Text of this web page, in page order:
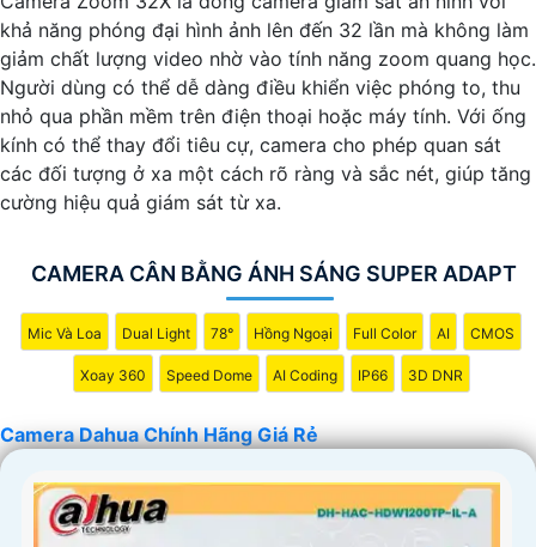
độ phân giải cao, tính năng thông minh và độ tin cậy.💖
Nếu bạn muốn tìm camera Dahua giá rẻ, bạn có thể tham
khảo trên các website thương mại điện tử hoặc tại các
cửa hàng điện tử.
Hy vọng rằng những thông tin trên sẽ giúp bạn chọn lựa
được Camera Dahua chính hãng, giá rẻ và chất lượng. Nếu
bạn có thêm câu hỏi hoặc cần tư vấn thêm, đừng ngần
ngại để lại Cung cấp cho công trình biết.
khả năng phóng đại hình ảnh lên đến 32 lần mà không làm
giảm chất lượng video nhờ vào tính năng zoom quang học.
Người dùng có thể dễ dàng điều khiển việc phóng to, thu
nhỏ qua phần mềm trên điện thoại hoặc máy tính. Với ống
kính có thể thay đổi tiêu cự, camera cho phép quan sát
các đối tượng ở xa một cách rõ ràng và sắc nét, giúp tăng
cường hiệu quả giám sát từ xa.
CAMERA CÂN BẰNG ÁNH SÁNG SUPER ADAPT
Mic Và Loa Dual Light 78° Hồng Ngoại Full Color AI CMOS
Xoay 360 Speed Dome AI Coding IP66 3D DNR
Camera Dahua Chính Hãng Giá Rẻ